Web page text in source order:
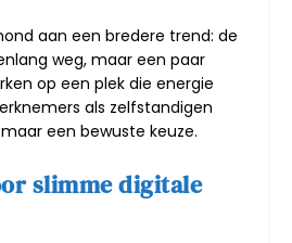
aan een bredere trend: de
weg, maar een paar
op een plek die energie
als zelfstandigen
een bewuste keuze.
slimme digitale